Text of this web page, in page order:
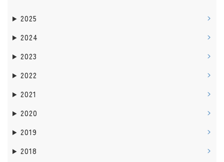
2025
2024
2023
2022
2021
2020
2019
2018